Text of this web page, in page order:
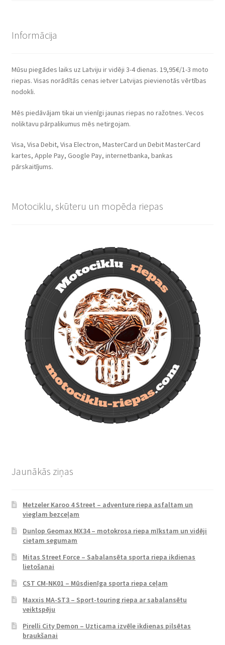
Informācija
Mūsu piegādes laiks uz Latviju ir vidēji 3-4 dienas. 19,95€/1-3 moto
riepas. Visas norādītās cenas ietver Latvijas pievienotās vērtības
nodokli.
Mēs piedāvājam tikai un vienīgi jaunas riepas no ražotnes. Vecos
noliktavu pārpalikumus mēs netirgojam.
Visa, Visa Debit, Visa Electron, MasterCard un Debit MasterCard
kartes, Apple Pay, Google Pay, internetbanka, bankas
pārskaitījums.
Motociklu, skūteru un mopēda riepas
Jaunākās ziņas
Metzeler Karoo 4 Street – adventure riepa asfaltam un
vieglam bezceļam
Dunlop Geomax MX34 – motokrosa riepa mīkstam un vidēji
cietam segumam
Mitas Street Force – Sabalansēta sporta riepa ikdienas
lietošanai
CST CM-NK01 – Mūsdienīga sporta riepa ceļam
Maxxis MA-ST3 – Sport-touring riepa ar sabalansētu
veiktspēju
Pirelli City Demon – Uzticama izvēle ikdienas pilsētas
braukšanai